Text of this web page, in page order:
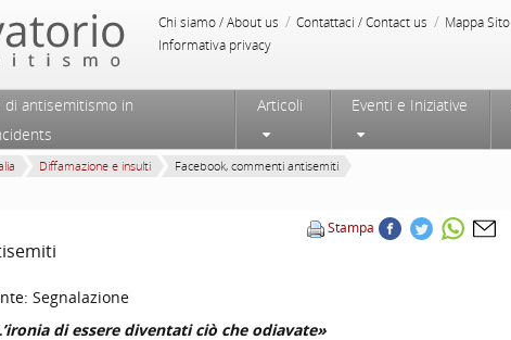
Chi siamo / About us / Contattaci / Contact us / Mappa Sito
Informativa privacy
di antisemitismo in
Articoli Eventi e Iniziative
Diffamazione e insulti Facebook, commenti antisemiti
Stampa
Segnalazione
di essere diventati ciò che odiavate»